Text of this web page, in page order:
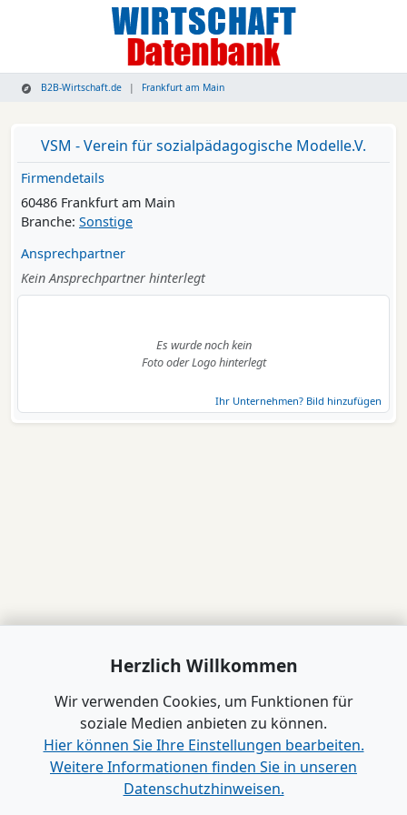
B2B-Wirtschaft.de Frankfurt am Main
VSM - Verein für sozialpädagogische Modelle.V.
Firmendetails
60486 Frankfurt am Main
Branche: Sonstige
Ansprechpartner
Kein Ansprechpartner hinterlegt
Es wurde noch kein
Foto oder Logo hinterlegt
Ihr Unternehmen? Bild hinzufügen
Herzlich Willkommen
Wir verwenden Cookies, um Funktionen für
soziale Medien anbieten zu können.
Hier können Sie Ihre Einstellungen bearbeiten.
Weitere Informationen finden Sie in unseren
Datenschutzhinweisen.